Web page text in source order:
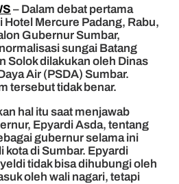
– Dalam debat pertama
Hotel Mercure Padang, Rabu,
Gubernur Sumbar,
sungai Batang
Solok dilakukan oleh Dinas
Air (PSDA) Sumbar.
tersebut tidak benar.
hal itu saat menjawab
Epyardi Asda, tentang
gubernur selama ini
kota di Sumbar. Epyardi
tidak bisa dihubungi oleh
oleh wali nagari, tetapi